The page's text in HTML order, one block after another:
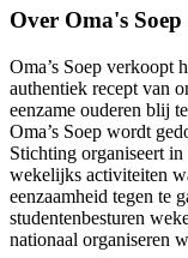
Over Oma's
Oma’s Soep verkoopt
authentiek recept van
eenzame ouderen blij
Oma’s Soep wordt
Stichting organiseert
wekelijks activiteiten
eenzaamheid tegen te
studentenbesturen
nationaal organiseren